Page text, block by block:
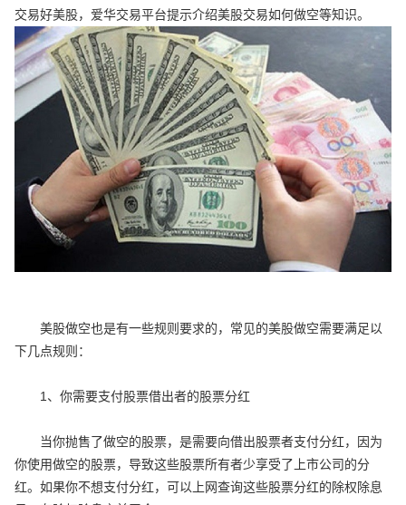
交易好美股，爱华交易平台提示介绍美股交易如何做空等知识。
美股做空也是有一些规则要求的，常见的美股做空需要满足以
下几点规则：
1、你需要支付股票借出者的股票分红
当你抛售了做空的股票，是需要向借出股票者支付分红，因为
你使用做空的股票，导致这些股票所有者少享受了上市公司的分
红。如果你不想支付分红，可以上网查询这些股票分红的除权除息